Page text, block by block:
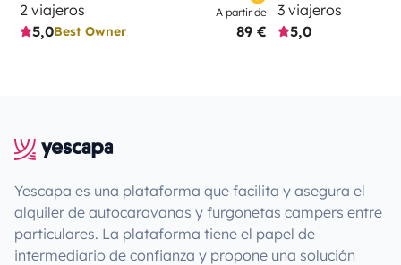
2 viajeros
5,0Best Owner
A partir de
89 €
3 viajeros
5,0
Yescapa es una plataforma que facilita y asegura el
alquiler de autocaravanas y furgonetas campers entre
particulares. La plataforma tiene el papel de
intermediario de confianza y propone una solución